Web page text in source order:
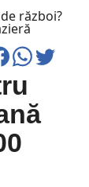
război?